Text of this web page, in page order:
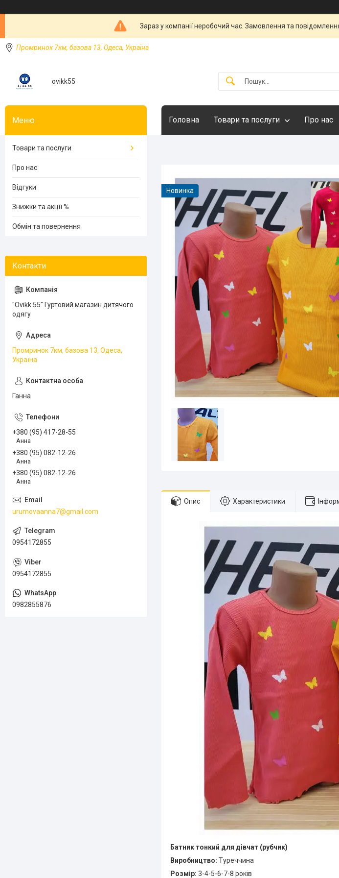
Зараз у компанії неробочий час. Замовлення та
Промринок 7км, базова 13, Одеса, Україна
ovikk55
Головна Товари та послуги Про нас
Новинка
Опис Характеристики
Батник тонкий для дівчат (рубчик)
Виробництво: Туреччина
Розмір: 3-4-5-6-7-8 років
Товари та послуги
Про нас
Відгуки
Знижки та акції %
Обмін та повернення
"Ovikk 55" Гуртовий магазин дитячого
одягу
Промринок 7км, базова 13, Одеса,
Україна
Ганна
+380 (95) 417-28-55
Анна
+380 (95) 082-12-26
Анна
+380 (95) 082-12-26
Анна
urumovaanna7@gmail.com
0954172855
0954172855
0982855876